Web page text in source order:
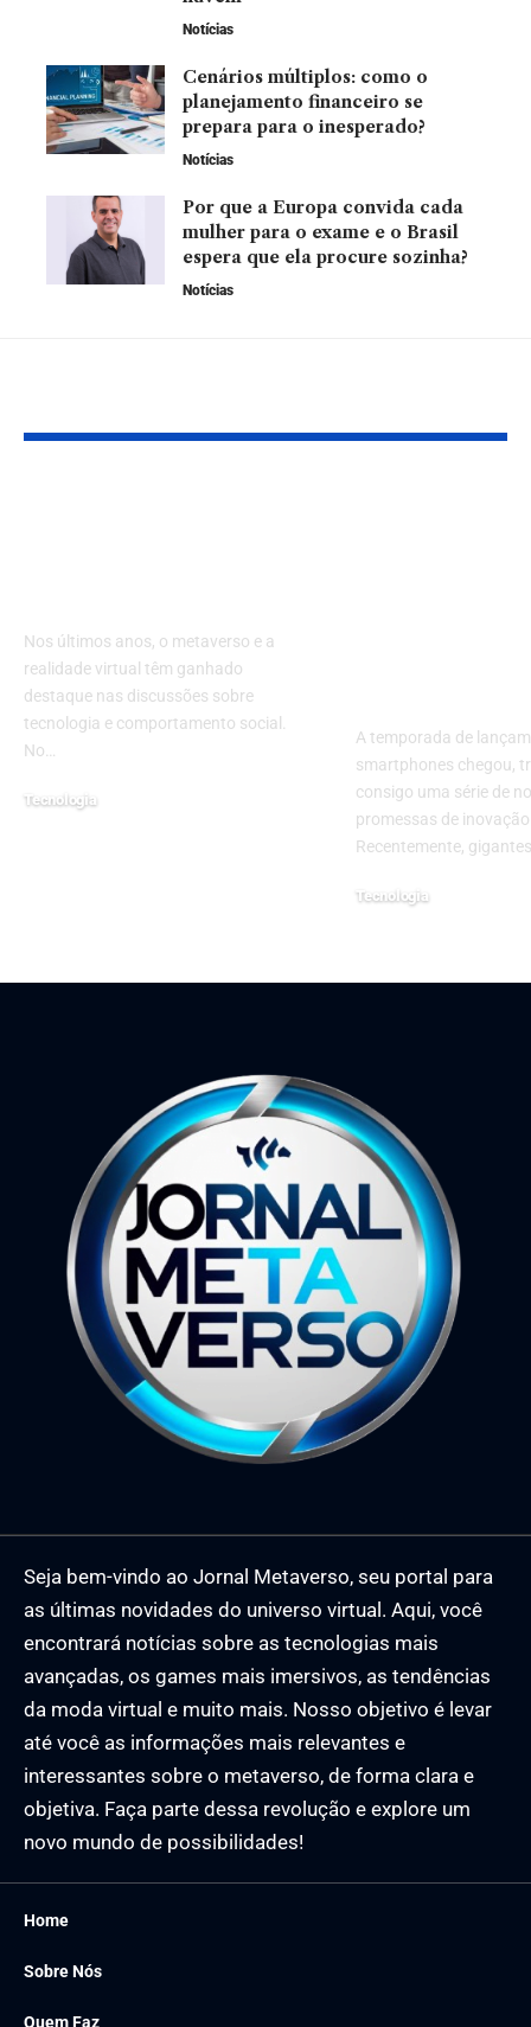
Notícias
Cenários múltiplos: como o
planejamento financeiro se
prepara para o inesperado?
Notícias
Por que a Europa convida cada
mulher para o exame e o Brasil
espera que ela procure sozinha?
Notícias
Nos últimos anos, o metaverso e a
realidade virtual têm ganhado
destaque nas discussões sobre
tecnologia e comportamento social.
No…
Tecnologia
A temporada de
smartphones chegou,
consigo uma série de
promessas de
Recentemente,
Tecnologia
Seja bem-vindo ao Jornal Metaverso, seu portal para
as últimas novidades do universo virtual. Aqui, você
encontrará notícias sobre as tecnologias mais
avançadas, os games mais imersivos, as tendências
da moda virtual e muito mais. Nosso objetivo é levar
até você as informações mais relevantes e
interessantes sobre o metaverso, de forma clara e
objetiva. Faça parte dessa revolução e explore um
novo mundo de possibilidades!
Home
Sobre Nós
Quem Faz